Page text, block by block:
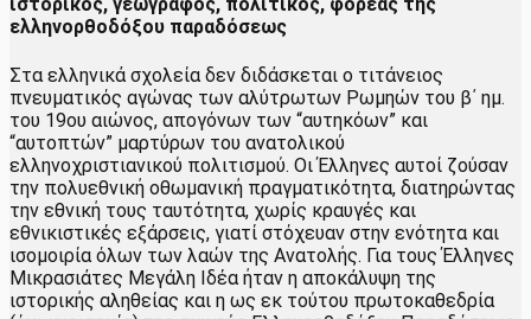
ιστορικός, γεωγράφος, πολιτικός, φορέας της
ελληνορθοδόξου παραδόσεως
Στα ελληνικά σχολεία δεν διδάσκεται ο τιτάνειος
πνευματικός αγώνας των αλύτρωτων Ρωμηών του β΄ ημ.
του 19ου αιώνος, απογόνων των “αυτηκόων” και
“αυτοπτών” μαρτύρων του ανατολικού
ελληνοχριστιανικού πολιτισμού. Οι Έλληνες αυτοί ζούσαν
την πολυεθνική οθωμανική πραγματικότητα, διατηρώντας
την εθνική τους ταυτότητα, χωρίς κραυγές και
εθνικιστικές εξάρσεις, γιατί στόχευαν στην ενότητα και
ισομοιρία όλων των λαών της Ανατολής. Για τους Έλληνες
Μικρασιάτες Μεγάλη Ιδέα ήταν η αποκάλυψη της
ιστορικής αληθείας και η ως εκ τούτου πρωτοκαθεδρία